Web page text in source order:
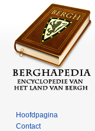
Hoofdpagina
Contact